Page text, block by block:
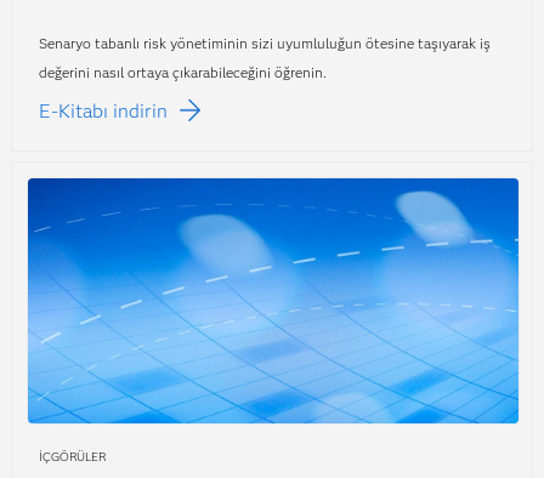
Senaryo tabanlı risk yönetiminin sizi uyumluluğun ötesine taşıyarak iş
değerini nasıl ortaya çıkarabileceğini öğrenin.
E-Kitabı indirin
İÇGÖRÜLER